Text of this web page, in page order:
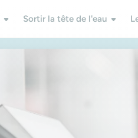
Sortir la tête de l'eau